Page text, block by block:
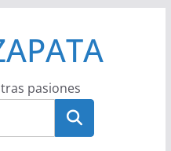
pasiones